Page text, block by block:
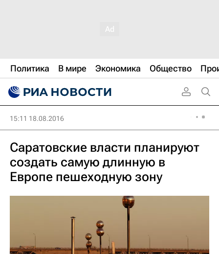
Политика В мире Экономика Общество
15:11 18.08.2016
Саратовские власти планируют
создать самую длинную в
Европе пешеходную зону